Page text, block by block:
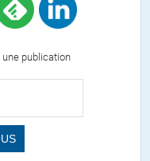
une publication